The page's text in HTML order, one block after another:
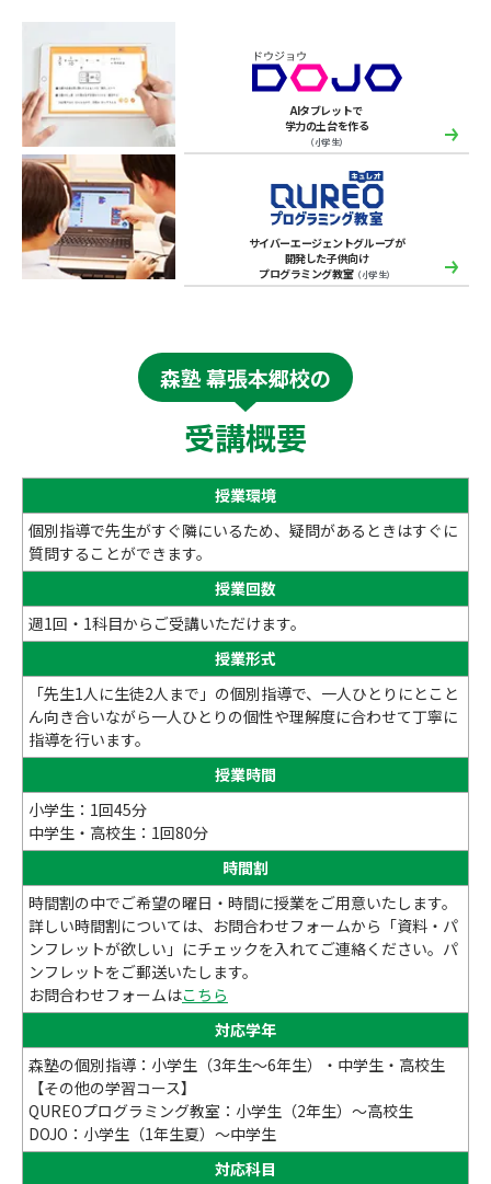
AIタブレットで
学力の土台を作る
（小学生）
サイバーエージェントグループが
開発した子供向け
プログラミング教室（小学生）
森塾 幕張本郷校の
受講概要
授業環境
個別指導で先生がすぐ隣にいるため、疑問があるときはすぐに
質問することができます。
授業回数
週1回・1科目からご受講いただけます。
授業形式
「先生1人に生徒2人まで」の個別指導で、一人ひとりにとこと
ん向き合いながら一人ひとりの個性や理解度に合わせて丁寧に
指導を行います。
授業時間
小学生：1回45分
中学生・高校生：1回80分
時間割
時間割の中でご希望の曜日・時間に授業をご用意いたします。
詳しい時間割については、お問合わせフォームから「資料・パ
ンフレットが欲しい」にチェックを入れてご連絡ください。パ
ンフレットをご郵送いたします。
お問合わせフォームはこちら
対応学年
森塾の個別指導：小学生（3年生～6年生）・中学生・高校生
【その他の学習コース】
QUREOプログラミング教室：小学生（2年生）～高校生
DOJO：小学生（1年生夏）～中学生
対応科目